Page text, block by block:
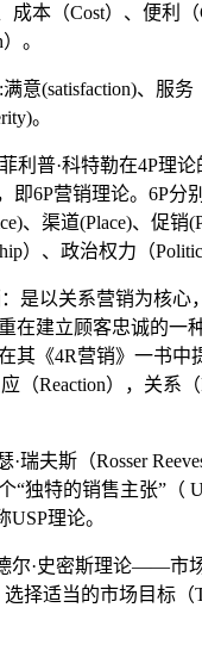
成本（Cost）、便利
。
意(satisfaction)、服务
。
利普·科特勒在4P理
即6P营销理论。6P分
、渠道(Place)、促销
）、政治权力（
是以关系营销为核心
在建立顾客忠诚的一
其《4R营销》一书中
应（Reaction），关系
瑞夫斯（Rosser
“独特的销售主张”（
USP理论。
尔·史密斯理论——市
选择适当的市场目标（